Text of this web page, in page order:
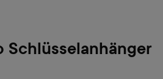
Schlüsselanhänger